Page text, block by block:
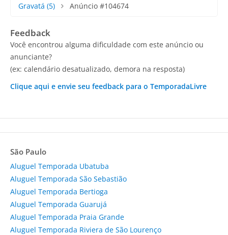
Gravatá (5) Anúncio #104674
Feedback
Você encontrou alguma dificuldade com este anúncio ou
anunciante?
(ex: calendário desatualizado, demora na resposta)
Clique aqui e envie seu feedback para o TemporadaLivre
São Paulo
Aluguel Temporada Ubatuba
Aluguel Temporada São Sebastião
Aluguel Temporada Bertioga
Aluguel Temporada Guarujá
Aluguel Temporada Praia Grande
Aluguel Temporada Riviera de São Lourenço